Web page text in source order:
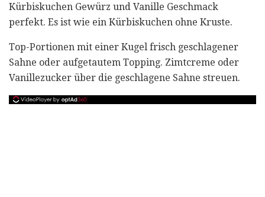
Kürbiskuchen Gewürz und Vanille Geschmack
perfekt. Es ist wie ein Kürbiskuchen ohne Kruste.
Top-Portionen mit einer Kugel frisch geschlagener
Sahne oder aufgetautem Topping. Zimtcreme oder
Vanillezucker über die geschlagene Sahne streuen.